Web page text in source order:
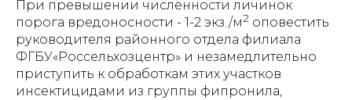
При превышении численности личинок
порога вредоносности - 1-2 экз./м2 оповестить
руководителя районного отдела филиала
ФГБУ«Россельхозцентр» и незамедлительно
приступить к обработкам этих участков
инсектицидами из группы фипронила,